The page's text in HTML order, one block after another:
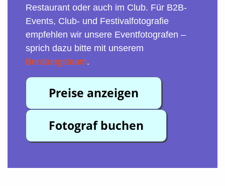
Restaurant oder auch im Club. Für B2B-
Events, Club- und Festivalfotografie
empfehlen wir unsere Eventfotografen –
sprich dazu bitte mit unserem
Beratungsteam.
Preise anzeigen
Fotograf buchen